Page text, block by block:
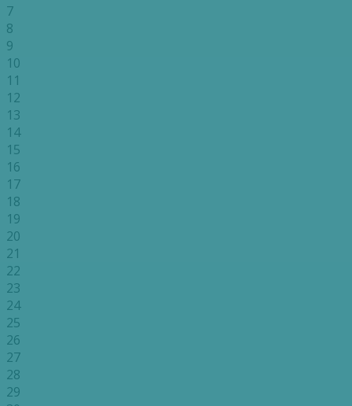
7
8
9
10
11
12
13
14
15
16
17
18
19
20
21
22
23
24
25
26
27
28
29